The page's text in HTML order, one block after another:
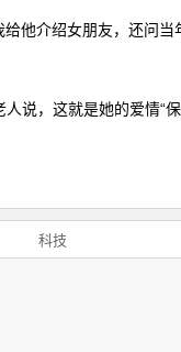
他介绍女朋友，还问当
，这就是她的爱情“保
科技